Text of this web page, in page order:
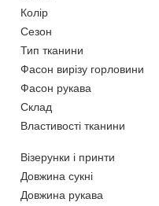
Колір
Сезон
Тип тканини
Фасон вирізу горловини
Фасон рукава
Склад
Властивості тканини
Візерунки і принти
Довжина сукні
Довжина рукава